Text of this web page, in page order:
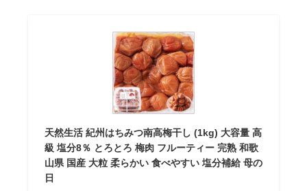
天然生活 紀州はちみつ南高梅干し (1kg) 大容量 高
級 塩分8％ とろとろ 梅肉 フルーティー 完熟 和歌
山県 国産 大粒 柔らかい 食べやすい 塩分補給 母の
日